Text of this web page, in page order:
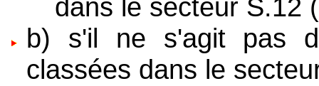
dans le secteur S.12
b) s'il ne s'agit pas
classées dans le